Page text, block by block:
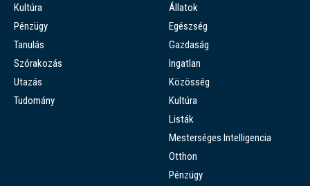
Kultúra
Pénzügy
Tanulás
Szórakozás
Utazás
Tudomány
Állatok
Egészség
Gazdaság
Ingatlan
Közösség
Kultúra
Listák
Mesterséges Intelligencia
Otthon
Pénzügy